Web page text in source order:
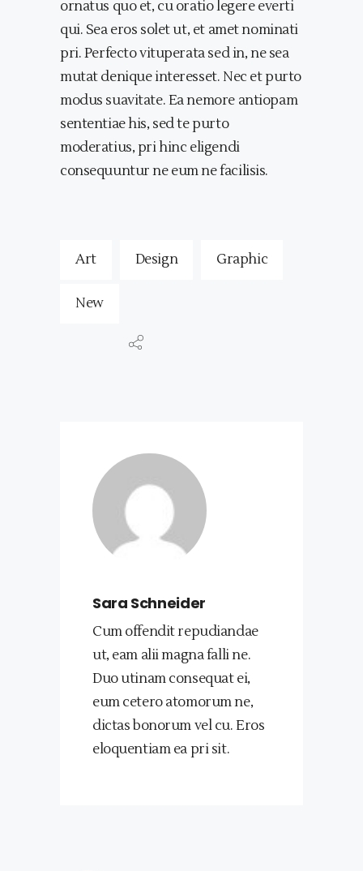
ornatus quo et, cu oratio legere everti
qui. Sea eros solet ut, et amet nominati
pri. Perfecto vituperata sed in, ne sea
mutat denique interesset. Nec et purto
modus suavitate. Ea nemore antiopam
sententiae his, sed te purto
moderatius, pri hinc eligendi
consequuntur ne eum ne facilisis.
Art Design Graphic
New
Sara Schneider
Cum offendit repudiandae
ut, eam alii magna falli ne.
Duo utinam consequat ei,
eum cetero atomorum ne,
dictas bonorum vel cu. Eros
eloquentiam ea pri sit.